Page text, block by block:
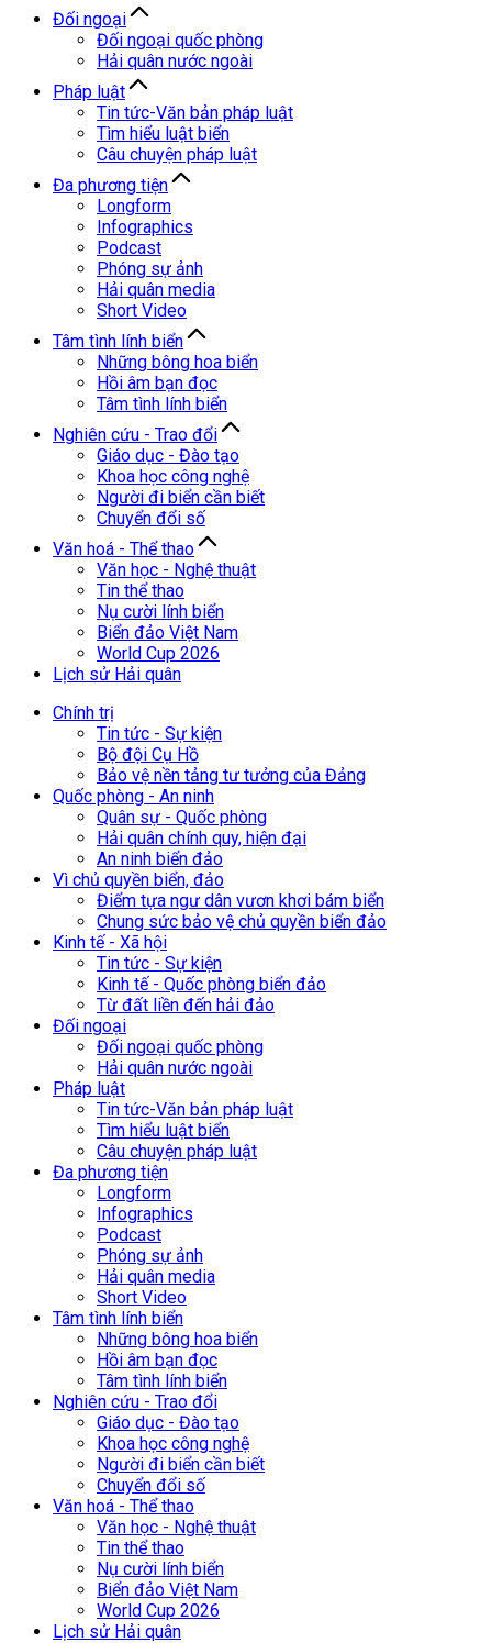
Đối ngoại
Đối ngoại quốc phòng
Hải quân nước ngoài
Pháp luật
Tin tức-Văn bản pháp luật
Tìm hiểu luật biển
Câu chuyện pháp luật
Đa phương tiện
Longform
Infographics
Podcast
Phóng sự ảnh
Hải quân media
Short Video
Tâm tình lính biển
Những bông hoa biển
Hồi âm bạn đọc
Tâm tình lính biển
Nghiên cứu - Trao đổi
Giáo dục - Đào tạo
Khoa học công nghệ
Người đi biển cần biết
Chuyển đổi số
Văn hoá - Thể thao
Văn học - Nghệ thuật
Tin thể thao
Nụ cười lính biển
Biển đảo Việt Nam
World Cup 2026
Lịch sử Hải quân
Chính trị
Tin tức - Sự kiện
Bộ đội Cụ Hồ
Bảo vệ nền tảng tư tưởng của Đảng
Quốc phòng - An ninh
Quân sự - Quốc phòng
Hải quân chính quy, hiện đại
An ninh biển đảo
Vì chủ quyền biển, đảo
Điểm tựa ngư dân vươn khơi bám biển
Chung sức bảo vệ chủ quyền biển đảo
Kinh tế - Xã hội
Tin tức - Sự kiện
Kinh tế - Quốc phòng biển đảo
Từ đất liền đến hải đảo
Đối ngoại
Đối ngoại quốc phòng
Hải quân nước ngoài
Pháp luật
Tin tức-Văn bản pháp luật
Tìm hiểu luật biển
Câu chuyện pháp luật
Đa phương tiện
Longform
Infographics
Podcast
Phóng sự ảnh
Hải quân media
Short Video
Tâm tình lính biển
Những bông hoa biển
Hồi âm bạn đọc
Tâm tình lính biển
Nghiên cứu - Trao đổi
Giáo dục - Đào tạo
Khoa học công nghệ
Người đi biển cần biết
Chuyển đổi số
Văn hoá - Thể thao
Văn học - Nghệ thuật
Tin thể thao
Nụ cười lính biển
Biển đảo Việt Nam
World Cup 2026
Lịch sử Hải quân